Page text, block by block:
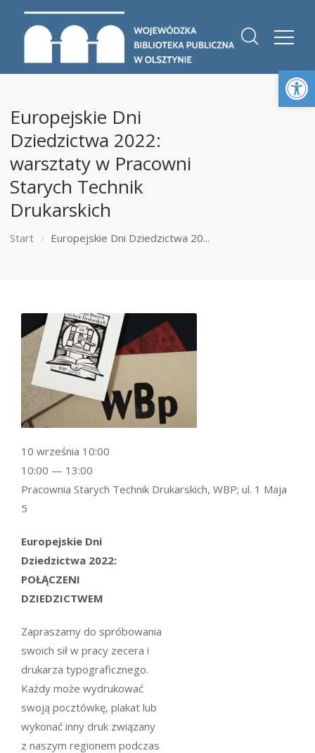
Europejskie Dni
Dziedzictwa 2022:
warsztaty w Pracowni
Starych Technik
Drukarskich
Start Europejskie Dni Dziedzictwa 20...
Europejskie Dni
Dziedzictwa 2022:
POŁĄCZENI
DZIEDZICTWEM
Zapraszamy do spróbowania
swoich sił w pracy zecera i
drukarza typograficznego.
Każdy może wydrukować
swoją pocztówkę, plakat lub
wykonać inny druk związany
z naszym regionem podczas
10 września 10:00
10:00 — 13:00
Pracownia Starych Technik Drukarskich, WBP; ul. 1 Maja
5